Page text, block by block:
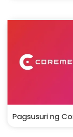
Pagsusuri ng